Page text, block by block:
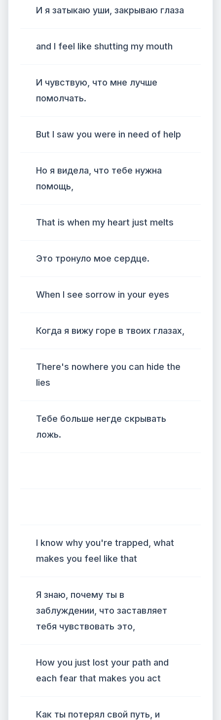
И я затыкаю уши, закрываю глаза
and I feel like shutting my mouth
И чувствую, что мне лучше
помолчать.
But I saw you were in need of help
Но я видела, что тебе нужна
помощь,
That is when my heart just melts
Это тронуло мое сердце.
When I see sorrow in your eyes
Когда я вижу горе в твоих глазах,
There's nowhere you can hide the
lies
Тебе больше негде скрывать
ложь.
I know why you're trapped, what
makes you feel like that
Я знаю, почему ты в
заблуждении, что заставляет
тебя чувствовать это,
How you just lost your path and
each fear that makes you act
Как ты потерял свой путь, и